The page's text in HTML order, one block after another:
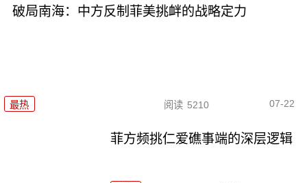
破局南海：中方反制菲美挑衅的战略定力
最热 阅读 5210 07-22
菲方频挑仁爱礁事端的深层逻辑